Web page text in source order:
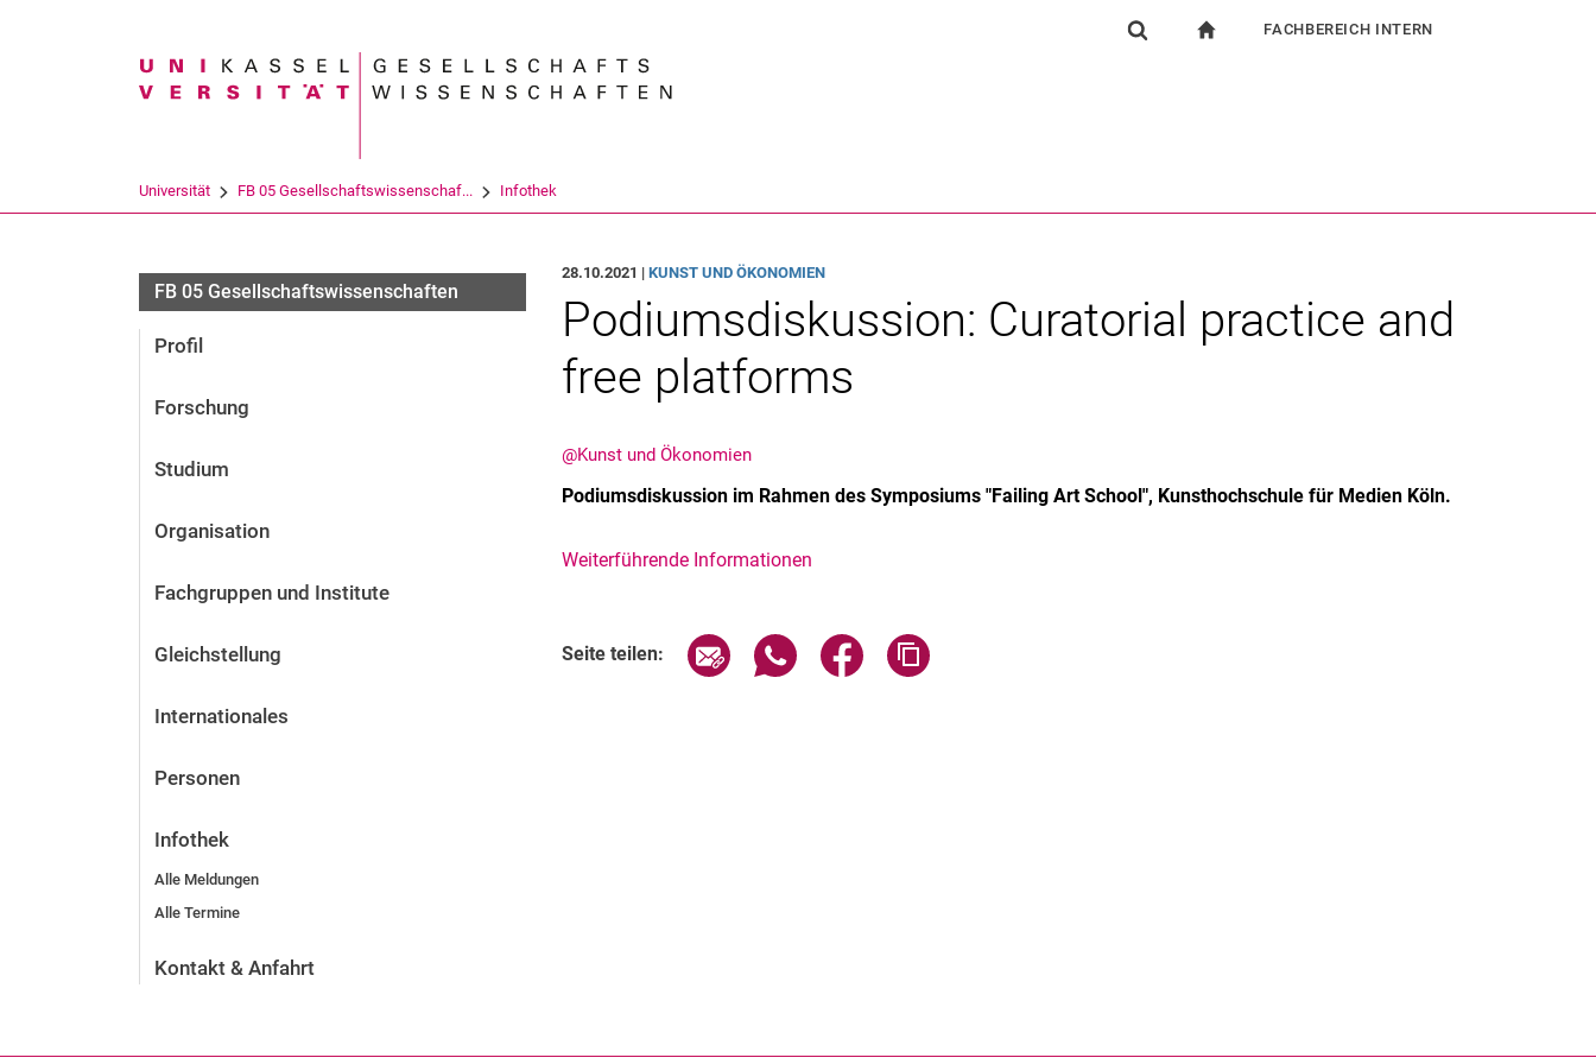
Suchbegriff
FACHBEREICH INTERN
Universität FB 05 Gesellschaftswissenschaf... Infothek
FB 05 Gesellschaftswissenschaften
Profil
Forschung
Studium
Organisation
Fachgruppen und Institute
Gleichstellung
Internationales
Personen
Infothek
Alle Meldungen
Alle Termine
Kontakt & Anfahrt
28.10.2021 |KUNST UND ÖKONOMIEN
Podiumsdiskussion: Curatorial practice and
free platforms
@Kunst und Ökonomien
Podiumsdiskussion im Rahmen des Symposiums "Failing Art School", Kunsthochschule für Medien Köln.
Weiterführende Informationen
Seite teilen: Seite über E-Mail teilen
Seite über WhatsApp teilen (externer Link, öffnet neues Fenster)
Seite über Facebook teilen (externer Link, öffnet neues Fenster)